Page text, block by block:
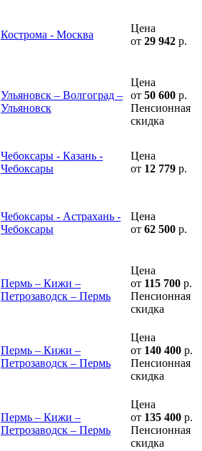
Кострома - Москва
Цена
от 29 942 р.
Ульяновск – Волгоград –
Ульяновск
Цена
от 50 600 р.
Пенсионная
скидка
Чебоксары - Казань -
Чебоксары
Цена
от 12 779 р.
Чебоксары - Астрахань -
Чебоксары
Цена
от 62 500 р.
Пермь – Кижи –
Петрозаводск – Пермь
Цена
от 115 700 р.
Пенсионная
скидка
Пермь – Кижи –
Петрозаводск – Пермь
Цена
от 140 400 р.
Пенсионная
скидка
Пермь – Кижи –
Петрозаводск – Пермь
Цена
от 135 400 р.
Пенсионная
скидка